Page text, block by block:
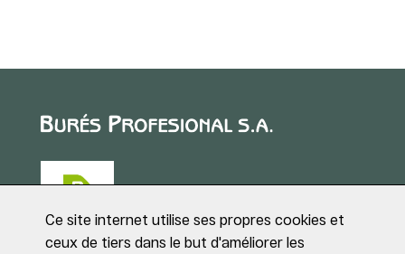
Ce site internet utilise ses propres cookies et
ceux de tiers dans le but d'améliorer les